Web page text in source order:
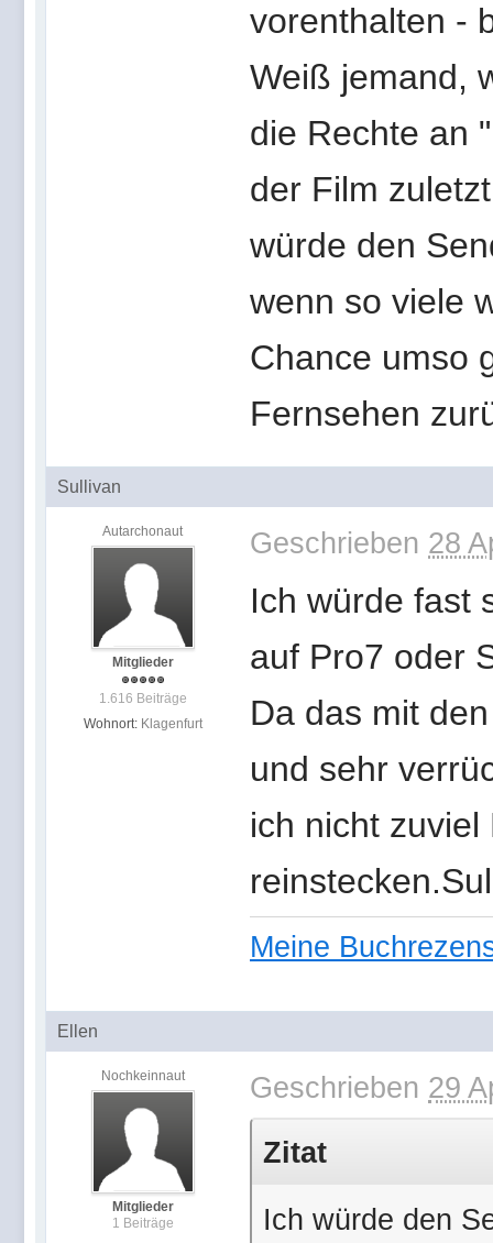
vorenthalten -
Weiß jemand,
die Rechte an
der Film
würde den
wenn so viele
Chance umso
Fernsehen
Sullivan
Autarchonaut
Mitglieder
1.616 Beiträge
Wohnort: Klagenfurt
Geschrieben 28
Ich würde fast
auf Pro7 oder
Da das mit
und sehr
ich nicht
Meine
Ellen
Nochkeinnaut
Mitglieder
1 Beiträge
Geschrieben 29
Zitat
Ich würde den